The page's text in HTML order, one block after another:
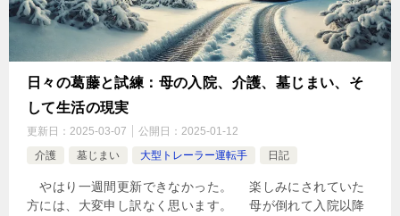
日々の葛藤と試練：母の入院、介護、墓じまい、そ
して生活の現実
更新日： 2025-03-07 公開日： 2025-01-12
介護
墓じまい 大型トレーラー運転手 日記
やはり一週間更新できなかった。 楽しみにされていた
方には、大変申し訳なく思います。 母が倒れて入院以降